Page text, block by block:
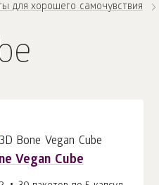
для хорошего самочувствия
Vegan Cube